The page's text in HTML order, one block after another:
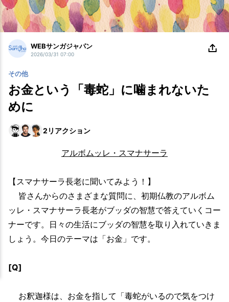
WEBサンガジャパン
2026/03/31 07:00
その他
お金という「毒蛇」に噛まれないた
めに
2 リアクション
アルボムッレ・スマナサーラ
【スマナサーラ長老に聞いてみよう！】
皆さんからのさまざまな質問に、初期仏教のアルボム
ッレ・スマナサーラ長老がブッダの智慧で答えていくコー
ナーです。日々の生活にブッダの智慧を取り入れていきま
しょう。今日のテーマは「お金」です。
[Q]
お釈迦様は、お金を指して「毒蛇がいるので気をつけ